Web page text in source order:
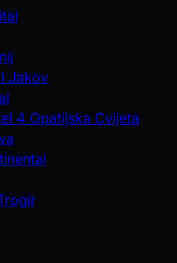
Jakov
4 Opatijska Cvijeta